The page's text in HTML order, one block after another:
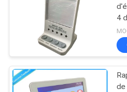
NOUVELLES
DEMANDEZ
UNE
CITATION
système de
de file
4
de